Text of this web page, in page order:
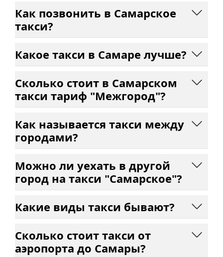
Как позвонить в Самарское
такси?
Какое такси в Самаре лучше?
Сколько стоит в Самарском
такси тариф "Межгород"?
Как называется такси между
городами?
Можно ли уехать в другой
город на такси "Самарское"?
Какие виды такси бывают?
Сколько стоит такси от
аэропорта до Самары?